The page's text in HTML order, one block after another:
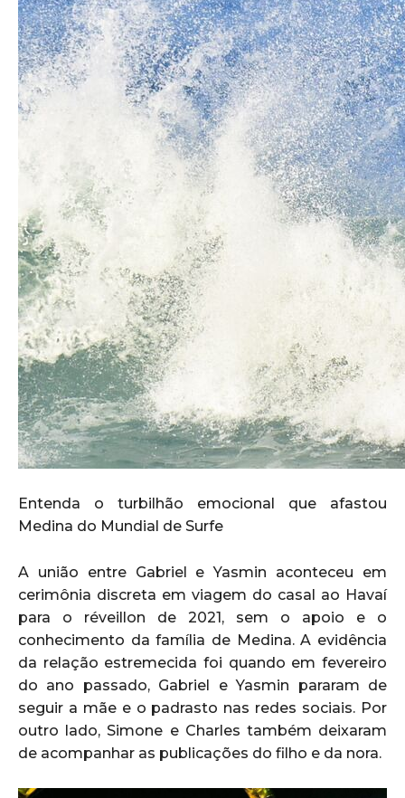
Entenda o turbilhão emocional que afastou
Medina do Mundial de Surfe
A união entre Gabriel e Yasmin aconteceu em
cerimônia discreta em viagem do casal ao Havaí
para o réveillon de 2021, sem o apoio e o
conhecimento da família de Medina. A evidência
da relação estremecida foi quando em fevereiro
do ano passado, Gabriel e Yasmin pararam de
seguir a mãe e o padrasto nas redes sociais. Por
outro lado, Simone e Charles também deixaram
de acompanhar as publicações do filho e da nora.